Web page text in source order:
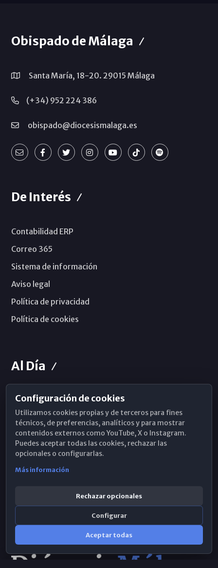
Obispado de Málaga
Santa María, 18-20. 29015 Málaga
(+34) 952 224 386
obispado@diocesismalaga.es
De Interés
Contabilidad ERP
Correo 365
Sistema de información
Aviso legal
Política de privacidad
Política de cookies
Al Día
Horarios de Misa
Hemeroteca
WhatsApp
Configuración de cookies
Utilizamos cookies propias y de terceros para fines
técnicos, de preferencias, analíticos y para mostrar
contenidos externos como YouTube, X o Instagram.
Puedes aceptar todas las cookies, rechazar las
opcionales o configurarlas.
Más información
Rechazar opcionales
Configurar
Aceptar todas